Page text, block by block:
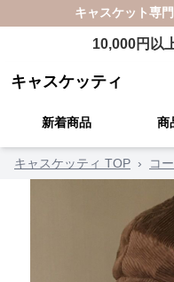
キャスケット専
10,000円以
キャスケッティ
新着商品 商
キャスケッティ TOP › コ